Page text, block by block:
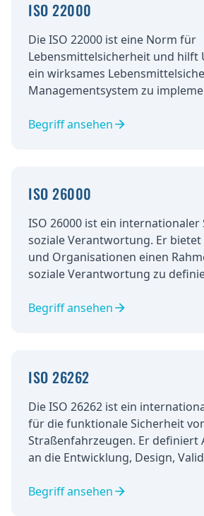
ISO 22000
Die ISO 22000 ist eine Norm für
Lebensmittelsicherheit und hilft
ein wirksames
Managementsystem zu
Unternehmen eine
Vertrauen der Kunden stärken
minimieren.
Begriff ansehen
ISO 26000
ISO 26000 ist ein
soziale Verantwortung. Er
und Organisationen einen
soziale Verantwortung zu
sieben Kernthemen der sozialen
Begriff ansehen
ISO 26262
Die ISO 26262 ist ein
für die funktionale Sicherheit
Straßenfahrzeugen. Er definiert
an die Entwicklung, Design,
elektronischen Systemen.
Begriff ansehen